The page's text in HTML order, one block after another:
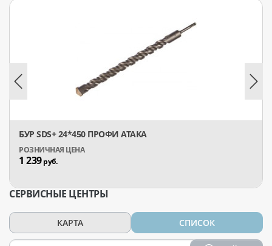
БУР SDS+ 24*450 ПРОФИ АТАКА
1 239руб.
СЕРВИСНЫЕ ЦЕНТРЫ
КАРТА СПИСОК